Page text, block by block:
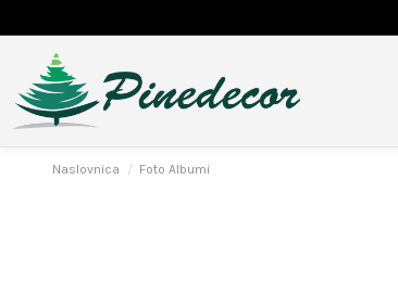
Naslovnica Foto Albumi